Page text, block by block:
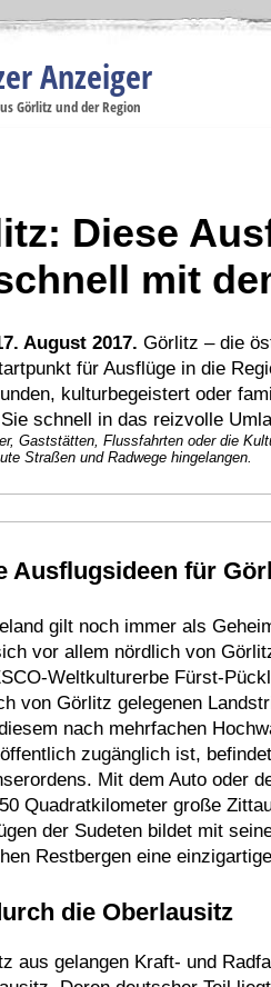
Anzeiger
Görlitz und der Region
Diese
mit
August 2017. Görlitz – die
für Ausflüge in die
kulturbegeistert oder
schnell in das reizvolle
Gaststätten, Flussfahrten oder die
Straßen und Radwege hingelangen.
Ausflugsideen für
gilt noch immer als
vor allem nördlich von
Weltkulturerbe Fürst-
von Görlitz gelegenen
nach mehrfachen
zugänglich ist,
Mit dem Auto oder
Quadratkilometer große
der Sudeten bildet mit
Restbergen eine
die Oberlausitz
aus gelangen Kraft- und